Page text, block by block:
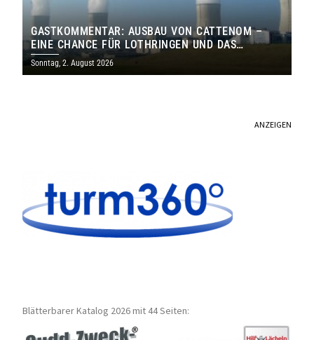
GASTKOMMENTAR: AUSBAU VON CATTENOM –
EINE CHANCE FÜR LOTHRINGEN UND DAS
SAARLAND
Sonntag, 2. August 2026
ANZEIGEN
Blätterbarer Katalog 2026 mit 44 Seiten: